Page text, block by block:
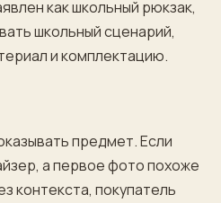
как школьный рюкзак,
школьный сценарий,
и комплектацию.
предмет. Если
а первое фото похоже
контекста, покупатель